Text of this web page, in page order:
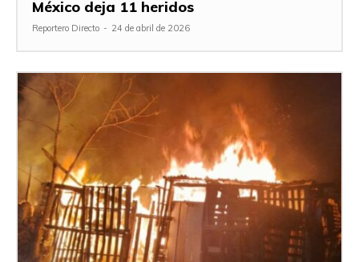
México deja 11 heridos
Reportero Directo - 24 de abril de 2026